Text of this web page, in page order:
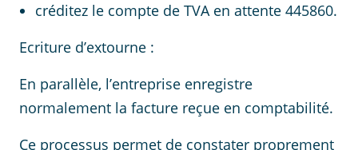
créditez le compte de TVA en attente 445860.
Ecriture d’extourne :
En parallèle, l’entreprise enregistre
normalement la facture reçue en comptabilité.
Ce processus permet de constater proprement